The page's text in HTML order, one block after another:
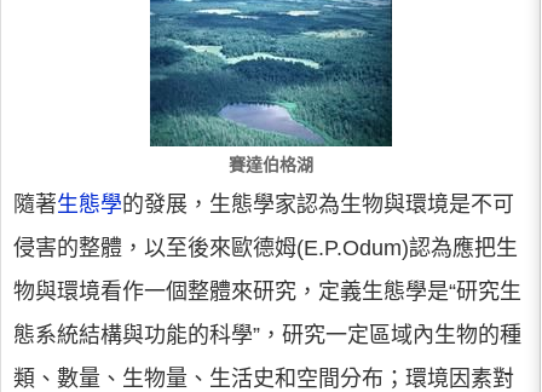
賽達伯格湖
隨著生態學的發展，生態學家認為生物與環境是不可
侵害的整體，以至後來歐德姆(E.P.Odum)認為應把生
物與環境看作一個整體來研究，定義生態學是“研究生
態系統結構與功能的科學”，研究一定區域內生物的種
類、數量、生物量、生活史和空間分布；環境因素對